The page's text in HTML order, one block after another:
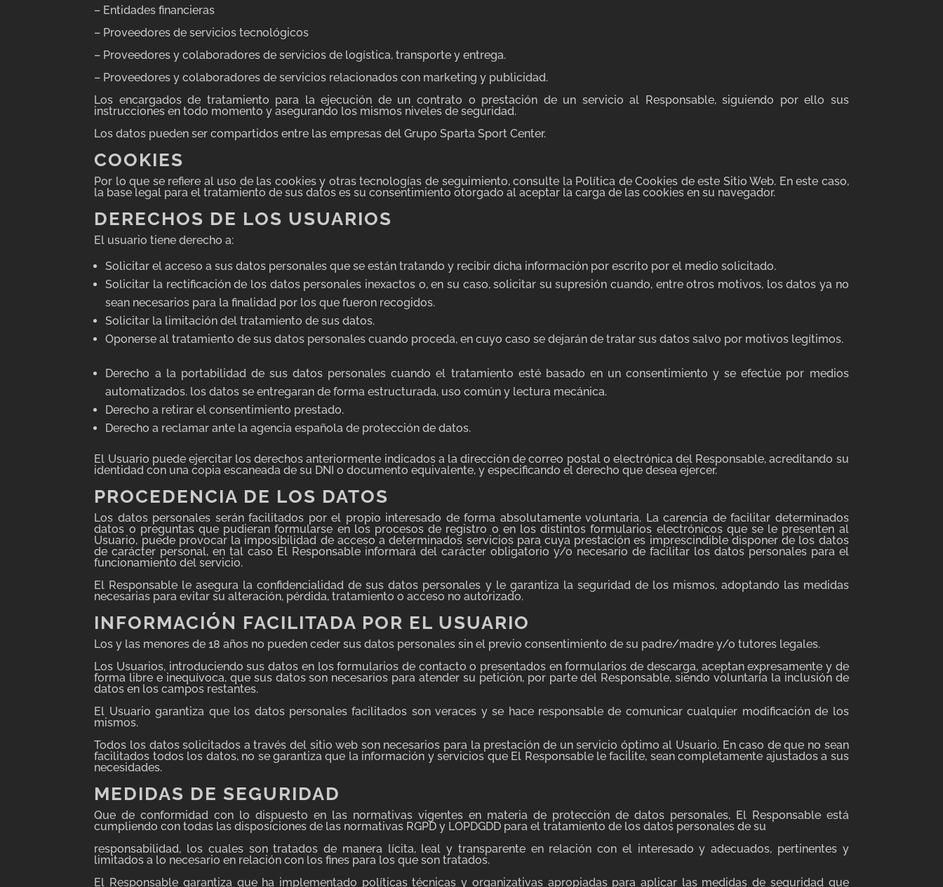
– Entidades financieras
– Proveedores de servicios tecnológicos
– Proveedores y colaboradores de servicios de logística, transporte y entrega.
– Proveedores y colaboradores de servicios relacionados con marketing y publicidad.
Los encargados de tratamiento para la ejecución de un contrato o prestación de un servicio al Responsable, siguiendo por ello sus
instrucciones en todo momento y asegurando los mismos niveles de seguridad.
Los datos pueden ser compartidos entre las empresas del Grupo Sparta Sport Center.
COOKIES
Por lo que se refiere al uso de las cookies y otras tecnologías de seguimiento, consulte la Política de Cookies de este Sitio Web. En este caso,
la base legal para el tratamiento de sus datos es su consentimiento otorgado al aceptar la carga de las cookies en su navegador.
DERECHOS DE LOS USUARIOS
El usuario tiene derecho a:
Solicitar el acceso a sus datos personales que se están tratando y recibir dicha información por escrito por el medio solicitado.
Solicitar la rectificación de los datos personales inexactos o, en su caso, solicitar su supresión cuando, entre otros motivos, los datos ya no
sean necesarios para la finalidad por los que fueron recogidos.
Solicitar la limitación del tratamiento de sus datos.
Oponerse al tratamiento de sus datos personales cuando proceda, en cuyo caso se dejarán de tratar sus datos salvo por motivos legítimos.
Derecho a la portabilidad de sus datos personales cuando el tratamiento esté basado en un consentimiento y se efectúe por medios
automatizados. los datos se entregaran de forma estructurada, uso común y lectura mecánica.
Derecho a retirar el consentimiento prestado.
Derecho a reclamar ante la agencia española de protección de datos.
El Usuario puede ejercitar los derechos anteriormente indicados a la dirección de correo postal o electrónica del Responsable, acreditando su
identidad con una copia escaneada de su DNI o documento equivalente, y especificando el derecho que desea ejercer.
PROCEDENCIA DE LOS DATOS
Los datos personales serán facilitados por el propio interesado de forma absolutamente voluntaria. La carencia de facilitar determinados
datos o preguntas que pudieran formularse en los procesos de registro o en los distintos formularios electrónicos que se le presenten al
Usuario, puede provocar la imposibilidad de acceso a determinados servicios para cuya prestación es imprescindible disponer de los datos
de carácter personal, en tal caso El Responsable informará del carácter obligatorio y/o necesario de facilitar los datos personales para el
funcionamiento del servicio.
El Responsable le asegura la confidencialidad de sus datos personales y le garantiza la seguridad de los mismos, adoptando las medidas
necesarias para evitar su alteración, pérdida, tratamiento o acceso no autorizado.
INFORMACIÓN FACILITADA POR EL USUARIO
Los y las menores de 18 años no pueden ceder sus datos personales sin el previo consentimiento de su padre/madre y/o tutores legales.
Los Usuarios, introduciendo sus datos en los formularios de contacto o presentados en formularios de descarga, aceptan expresamente y de
forma libre e inequívoca, que sus datos son necesarios para atender su petición, por parte del Responsable, siendo voluntaria la inclusión de
datos en los campos restantes.
El Usuario garantiza que los datos personales facilitados son veraces y se hace responsable de comunicar cualquier modificación de los
mismos.
Todos los datos solicitados a través del sitio web son necesarios para la prestación de un servicio óptimo al Usuario. En caso de que no sean
facilitados todos los datos, no se garantiza que la información y servicios que El Responsable le facilite, sean completamente ajustados a sus
necesidades.
MEDIDAS DE SEGURIDAD
Que de conformidad con lo dispuesto en las normativas vigentes en materia de protección de datos personales, El Responsable está
cumpliendo con todas las disposiciones de las normativas RGPD y LOPDGDD para el tratamiento de los datos personales de su
responsabilidad, los cuales son tratados de manera lícita, leal y transparente en relación con el interesado y adecuados, pertinentes y
limitados a lo necesario en relación con los fines para los que son tratados.
El Responsable garantiza que ha implementado políticas técnicas y organizativas apropiadas para aplicar las medidas de seguridad que